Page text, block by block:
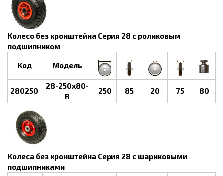
Колесо без кронштейна Серия 28 с роликовым
подшипником
Код Модель
280250
28-250х80-
R
250 85 20 75 80
Колеса без кронштейна Серия 28 с шариковыми
подшипниками